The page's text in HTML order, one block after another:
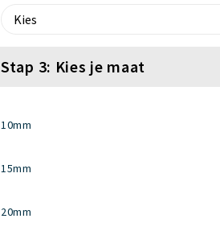
Stap 3: Kies je maat
10mm
15mm
20mm